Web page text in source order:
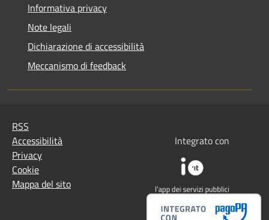
Informativa privacy
Note legali
Dichiarazione di accessibilità
Meccanismo di feedback
RSS
Accessibilità
Privacy
Cookie
Mappa del sito
Integrato con